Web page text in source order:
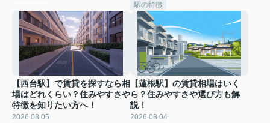
駅の特徴
【西台駅】で賃貸を探すなら相
場はどれくらい？住みやすさや
特徴を知りたい方へ！
2026.08.05
【蓮根駅】の賃貸相場はいく
ら？住みやすさや選び方も解
説！
2026.08.04